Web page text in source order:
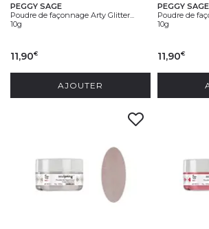
PEGGY SAGE
Poudre de façonnage Arty Glitter...
10g
11,90€
AJOUTER
PEGGY SAGE
Poudre de
10g
11,90€